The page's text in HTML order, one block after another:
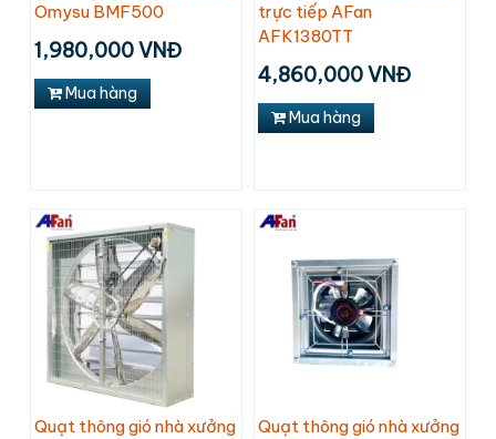
Omysu BMF500
1,980,000 VNĐ
Mua hàng
trực tiếp AFan
AFK1380TT
4,860,000 VNĐ
Mua hàng
Quạt thông gió nhà xưởng
Quạt thông gió nhà xưởng